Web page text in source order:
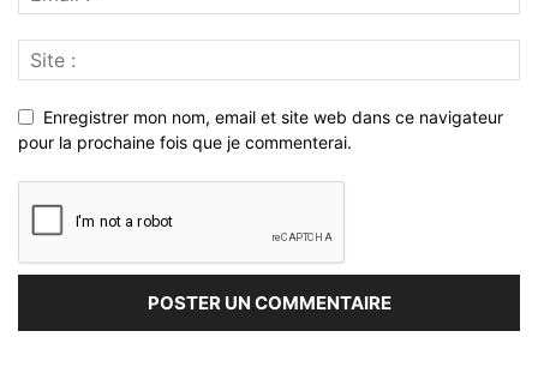
Enregistrer mon nom, email et site web dans ce navigateur
pour la prochaine fois que je commenterai.